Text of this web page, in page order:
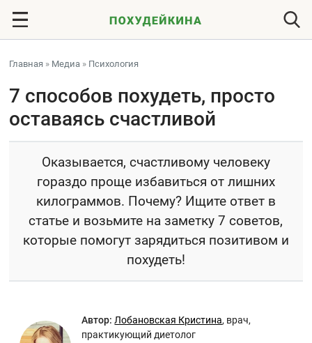
Главная » Медиа » Психология
7 способов похудеть, просто
оставаясь счастливой
Оказывается, счастливому человеку
гораздо проще избавиться от лишних
килограммов. Почему? Ищите ответ в
статье и возьмите на заметку 7 советов,
которые помогут зарядиться позитивом и
похудеть!
Автор: Лобановская Кристина, врач,
практикующий диетолог